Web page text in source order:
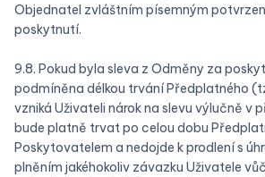
Objednatel zvláštním písemným
poskytnutí.
9.8. Pokud byla sleva z Odměny za
podmíněna délkou trvání Předplatného
vzniká Uživateli nárok na slevu výlučně v
bude platně trvat po celou dobu
Poskytovatelem a nedojde k prodlení s
plněním jakéhokoliv závazku Uživatele